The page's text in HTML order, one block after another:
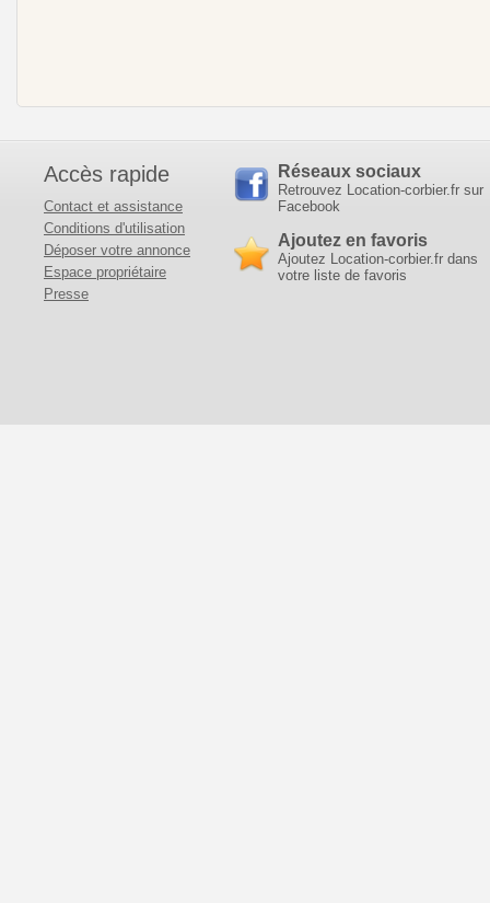
Accès rapide
Contact et assistance
Conditions d'utilisation
Déposer votre annonce
Espace propriétaire
Presse
Réseaux sociaux
Retrouvez Location-corbier.fr sur
Facebook
Ajoutez en favoris
Ajoutez Location-corbier.fr dans
votre liste de favoris